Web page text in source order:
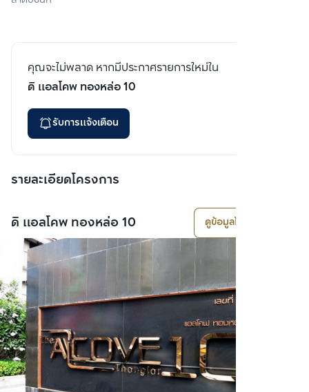
คุณจะไม่พลาด หากมีประกาศรายการใหม่ใน
ดิ แอลโคพ ทองหล่อ 10
รับการแจ้งเตือน
รายละเอียดโครงการ
ดิ แอลโคพ ทองหล่อ 10 ดูข้อมูลโครงการ